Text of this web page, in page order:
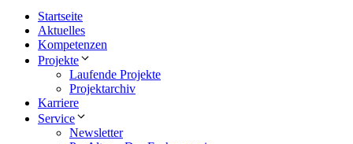
Startseite
Aktuelles
Kompetenzen
Projekte
Laufende Projekte
Projektarchiv
Karriere
Service
Newsletter